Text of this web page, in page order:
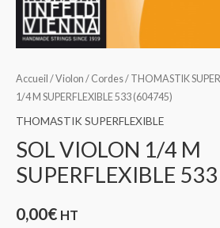
Accueil /Violon / Cordes/ THOMASTIK
1/4 M SUPERFLEXIBLE 533 (604745)
THOMASTIK SUPERFLEXIBLE
SOL VIOLON 1/4 M
SUPERFLEXIBLE
0,00€ HT